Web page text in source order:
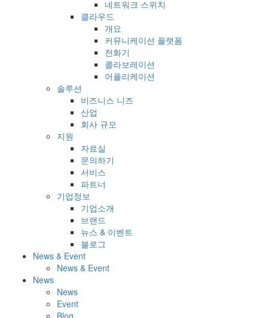
네트워크 스위치
클라우드
개요
커뮤니케이션 플랫폼
전화기
콜라보레이션
어플리케이션
솔루션
비즈니스 니즈
산업
회사 규모
지원
자료실
문의하기
서비스
파트너
기업정보
기업소개
브랜드
뉴스 & 이벤트
블로그
News & Event
News & Event
News
News
Event
Blog